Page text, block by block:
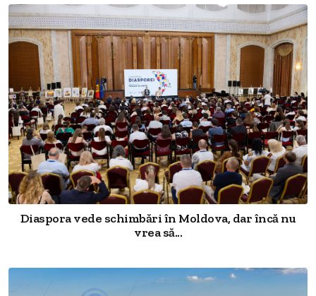
Diaspora vede schimbări în Moldova, dar încă nu
vrea să...